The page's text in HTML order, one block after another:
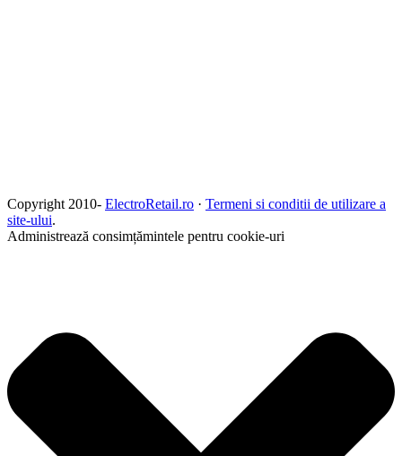
Copyright 2010- ElectroRetail.ro · Termeni si conditii de utilizare a
site-ului.
Administrează consimțămintele pentru cookie-uri